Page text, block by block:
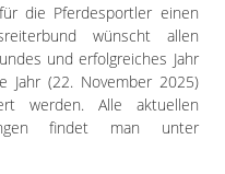
die Pferdesportler einen
wünscht allen
und erfolgreiches Jahr
Jahr (22. November 2025)
werden. Alle aktuellen
findet man unter